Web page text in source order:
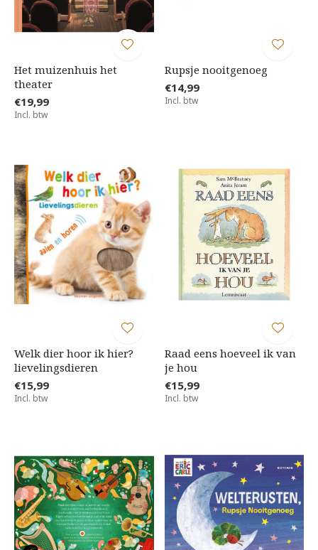
Het muizenhuis het
theater
€19,99
Incl. btw
Rupsje nooitgenoeg
€14,99
Incl. btw
Welk dier hoor ik hier?
lievelingsdieren
€15,99
Incl. btw
Raad eens hoeveel ik van
je hou
€15,99
Incl. btw